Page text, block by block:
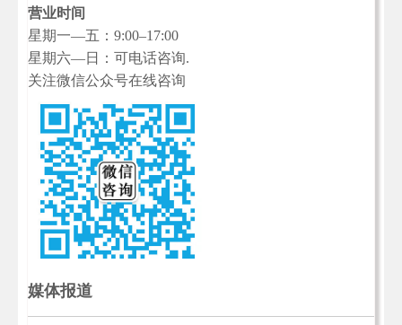
营业时间
星期一—五：9:00–17:00
星期六—日：可电话咨询.
关注微信公众号在线咨询
媒体报道